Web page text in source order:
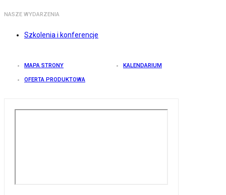
NASZE WYDARZENIA
Szkolenia i konferencje
MAPA STRONY KALENDARIUM
OFERTA PRODUKTOWA